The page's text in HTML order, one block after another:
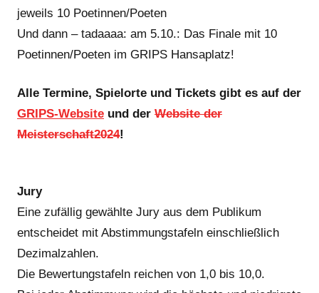
jeweils 10 Poetinnen/Poeten
Und dann – tadaaaa: am 5.10.: Das Finale mit 10
Poetinnen/Poeten im GRIPS Hansaplatz!
Alle Termine, Spielorte und Tickets gibt es auf der
GRIPS-Website und der Website der
Meisterschaft2024!
Jury
Eine zufällig gewählte Jury aus dem Publikum
entscheidet mit Abstimmungstafeln einschließlich
Dezimalzahlen.
Die Bewertungstafeln reichen von 1,0 bis 10,0.